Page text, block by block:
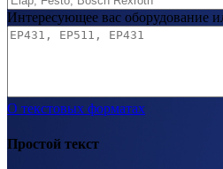
Интересующее вас оборудование
О текстовых форматах
Простой текст